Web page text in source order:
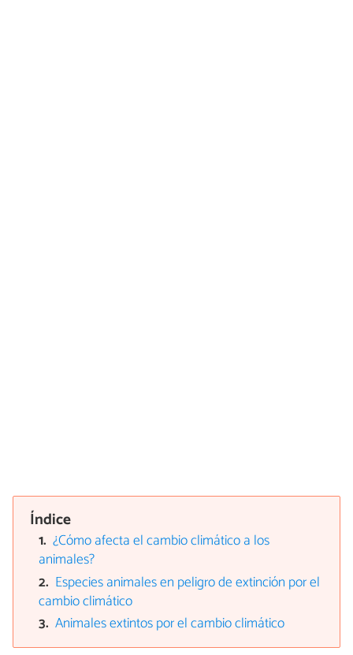
Índice
¿Cómo afecta el cambio climático a los
animales?
Especies animales en peligro de extinción por el
cambio climático
Animales extintos por el cambio climático